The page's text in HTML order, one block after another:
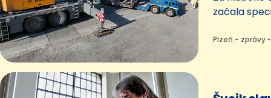
začala
nádoby na
Plzeň - zprávy